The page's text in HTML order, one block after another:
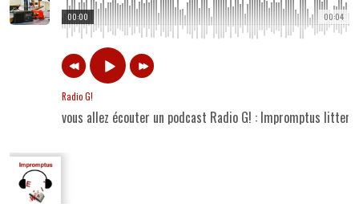
00:04
00:00
Radio G!
vous allez écouter un podcast Radio G! : Impromptus